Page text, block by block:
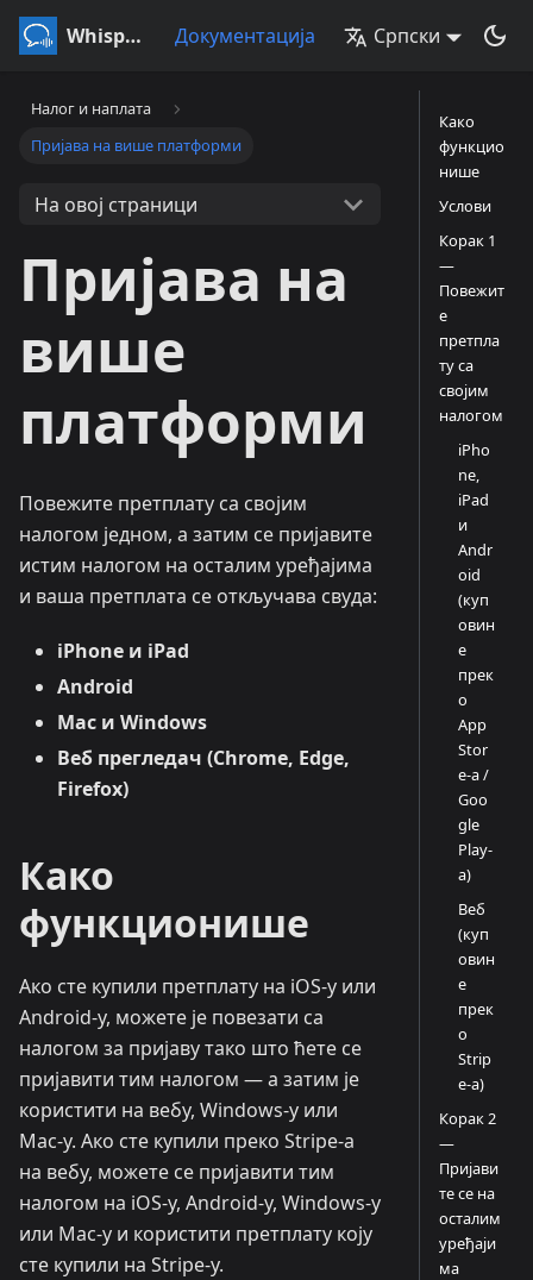
Whisperr Документација Српски
Налог и наплата
Пријава на више платформи
На овој страници
Пријава на
више
платформи
Повежите претплату са својим
налогом једном, а затим се пријавите
истим налогом на осталим уређајима
и ваша претплата се откључава свуда:
iPhone и iPad
Android
Mac и Windows
Веб прегледач (Chrome, Edge,
Firefox)
Како
функционише
Ако сте купили претплату на iOS-у или
Android-у, можете је повезати са
налогом за пријаву тако што ћете се
пријавити тим налогом — а затим је
користити на вебу, Windows-у или
Mac-у. Ако сте купили преко Stripe-а
на вебу, можете се пријавити тим
налогом на iOS-у, Android-у, Windows-у
или Mac-у и користити претплату коју
сте купили на Stripe-у.
Како
функцио
нише
Услови
Корак 1
—
Повежит
е
претпла
ту са
својим
налогом
iPho
ne,
iPad
и
Andr
oid
(куп
овин
е
прек
о
App
Stor
e-а /
Goo
gle
Play-
а)
Веб
(куп
овин
е
прек
о
Strip
e-а)
Корак 2
—
Пријави
те се на
осталим
уређаји
ма